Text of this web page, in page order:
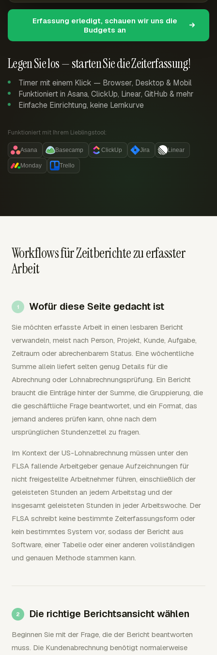
Legen Sie los — starten Sie die Zeiterfassung!
Timer mit einem Klick — Browser, Desktop & Mobil
Funktioniert in Asana, ClickUp, Linear, GitHub & mehr
Einfache Einrichtung, keine Lernkurve
Funktioniert mit Ihrem Lieblingstool:
Asana Basecamp ClickUp Jira Linear
Monday Trello
Erfassung erledigt, schauen wir uns die
Budgets an
Workflows für Zeitberichte zu erfasster
Arbeit
Wofür diese Seite gedacht ist
Sie möchten erfasste Arbeit in einen lesbaren Bericht
verwandeln, meist nach Person, Projekt, Kunde, Aufgabe,
Zeitraum oder abrechenbarem Status. Eine wöchentliche
Summe allein liefert selten genug Details für die
Abrechnung oder Lohnabrechnungsprüfung. Ein Bericht
braucht die Einträge hinter der Summe, die Gruppierung, die
die geschäftliche Frage beantwortet, und ein Format, das
jemand anderes prüfen kann, ohne nach dem
ursprünglichen Stundenzettel zu fragen.
Im Kontext der US-Lohnabrechnung müssen unter den
FLSA fallende Arbeitgeber genaue Aufzeichnungen für
nicht freigestellte Arbeitnehmer führen, einschließlich der
geleisteten Stunden an jedem Arbeitstag und der
insgesamt geleisteten Stunden in jeder Arbeitswoche. Der
FLSA schreibt keine bestimmte Zeiterfassungsform oder
kein bestimmtes System vor, sodass der Bericht aus
Software, einer Tabelle oder einer anderen vollständigen
und genauen Methode stammen kann.
Die richtige Berichtsansicht wählen
Beginnen Sie mit der Frage, die der Bericht beantworten
muss. Die Kundenabrechnung benötigt normalerweise